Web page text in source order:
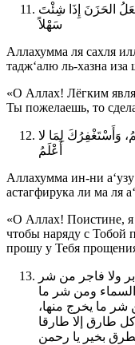
الحَزَنَ إِذَا شِئْتَ
سَهْلاً
Аллахумма ля сахля
тадж‘алю ль-хазна иза
«О Аллах! Лёгким
Ты пожелаешь, то
وَأَسْتَغْفِرُكَ لِمَا لا
أَعْلَمُ
Аллахумма ин-ни
астагфирука ли ма ля
«О Аллах! Поистине, я
чтобы наряду с Тобой
прошу у Тебя
بر ولا فاجر من شر
ومن شر ما
ما يخرج منها،
طارق إلا طارقا
بخير يا رحمن